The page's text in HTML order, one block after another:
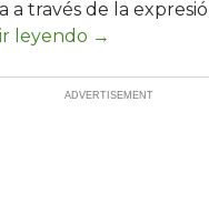
a través de la